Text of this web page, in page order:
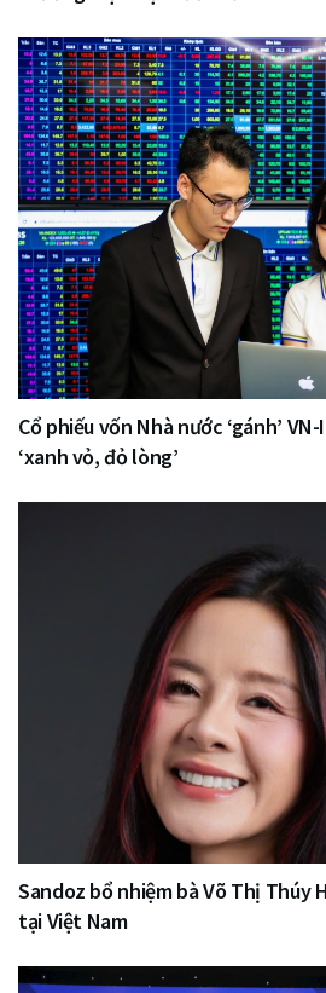
Cổ phiếu vốn Nhà nước ‘gánh’
‘xanh vỏ, đỏ lòng’
Sandoz bổ nhiệm bà Võ Thị Thúy
tại Việt Nam